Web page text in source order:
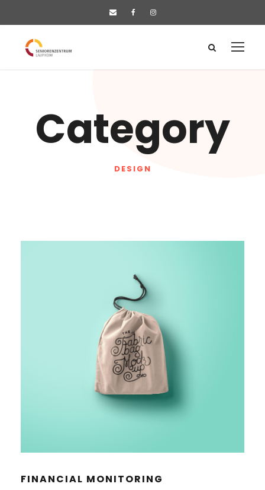
Category
DESIGN
FINAN­CIAL MONITORING